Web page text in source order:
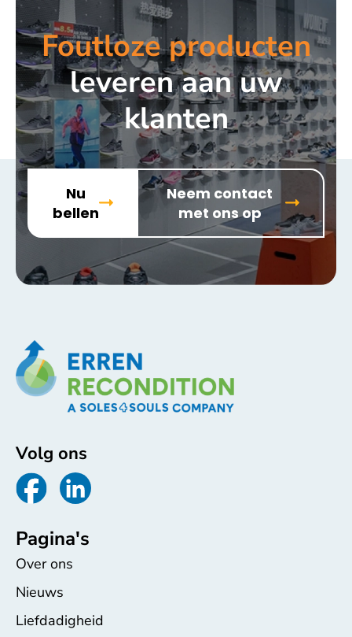
Foutloze producten
leveren aan uw
klanten
Nu
bellen
Neem contact
met ons op
Volg ons
Pagina's
Over ons
Nieuws
Liefdadigheid